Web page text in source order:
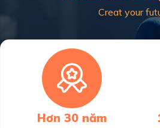
Creat your
Hơn 30 năm